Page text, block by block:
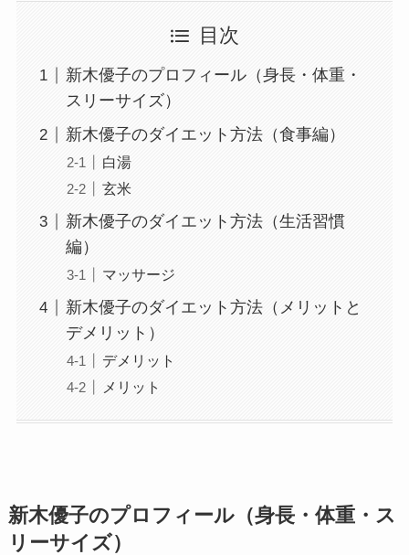
目次
新木優子のプロフィール（身長・体重・
スリーサイズ）
新木優子のダイエット方法（食事編）
白湯
玄米
新木優子のダイエット方法（生活習慣
編）
マッサージ
新木優子のダイエット方法（メリットと
デメリット）
デメリット
メリット
新木優子のプロフィール（身長・体重・ス
リーサイズ）